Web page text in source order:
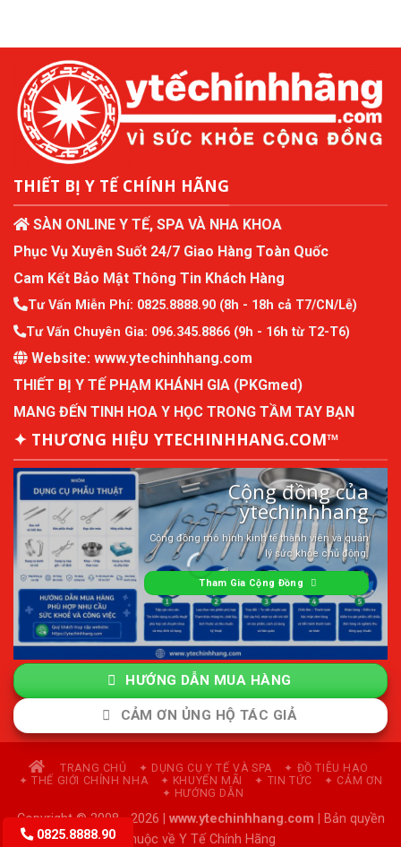
THIẾT BỊ Y TẾ CHÍNH HÃNG
SÀN ONLINE Y TẾ, SPA VÀ NHA KHOA
Phục Vụ Xuyên Suốt 24/7 Giao Hàng Toàn Quốc
Cam Kết Bảo Mật Thông Tin Khách Hàng
Tư Vấn Miễn Phí: 0825.8888.90 (8h - 18h cả T7/CN/Lễ)
Tư Vấn Chuyên Gia: 096.345.8866 (9h - 16h từ T2-T6)
Website: www.ytechinhhang.com
THIẾT BỊ Y TẾ PHẠM KHÁNH GIA (PKGmed)
MANG ĐẾN TINH HOA Y HỌC TRONG TẦM TAY BẠN
✦ THƯƠNG HIỆU YTECHINHHANG.COM™
Cộng đồng của
ytechinhhang
Cộng đồng mô hình kinh tế thành viên và quản
lý sức khỏe chủ động.
Tham Gia Cộng Đồng
HƯỚNG DẪN MUA HÀNG
CẢM ƠN ỦNG HỘ TÁC GIẢ
TRANG CHỦ ✦ DỤNG CỤ Y TẾ VÀ SPA
✦ ĐỒ TIÊU HAO
✦ THẾ GIỚI CHỈNH NHA
✦ KHUYẾN MÃI ✦ TIN TỨC
✦ CẢM ƠN
✦ HƯỚNG DẪN
Copyright © 2008 - 2026 | www.ytechinhhang.com | Bản quyền
thuộc về Y Tế Chính Hãng
0825.8888.90